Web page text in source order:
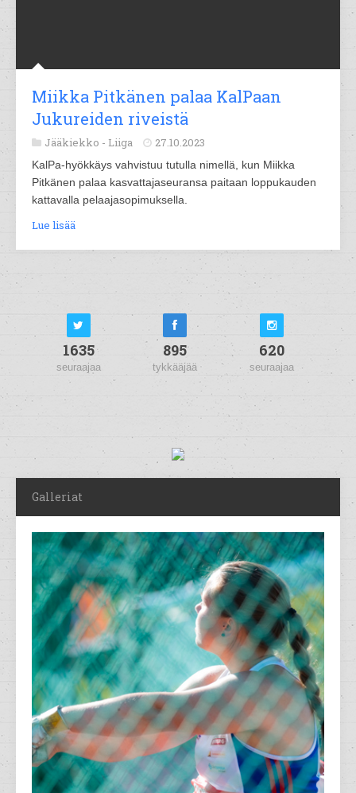
Miikka Pitkänen palaa KalPaan
Jukureiden riveistä
Jääkiekko - Liiga 27.10.2023
KalPa-hyökkäys vahvistuu tutulla nimellä, kun Miikka
Pitkänen palaa kasvattajaseuransa paitaan loppukauden
kattavalla pelaajasopimuksella.
Lue lisää
1635
seuraajaa
895
tykkääjää
620
seuraajaa
Galleriat